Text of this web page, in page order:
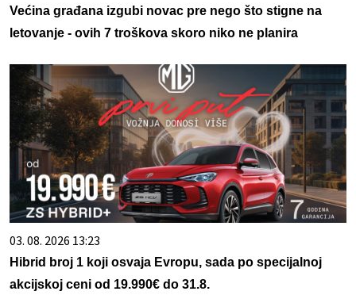
Većina građana izgubi novac pre nego što stigne na
letovanje - ovih 7 troškova skoro niko ne planira
03. 08. 2026 13:23
Hibrid broj 1 koji osvaja Evropu, sada po specijalnoj
akcijskoj ceni od 19.990€ do 31.8.